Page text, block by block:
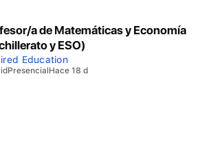
a de Matemáticas y Economía
y ESO)
Education
PresencialHace 18 d